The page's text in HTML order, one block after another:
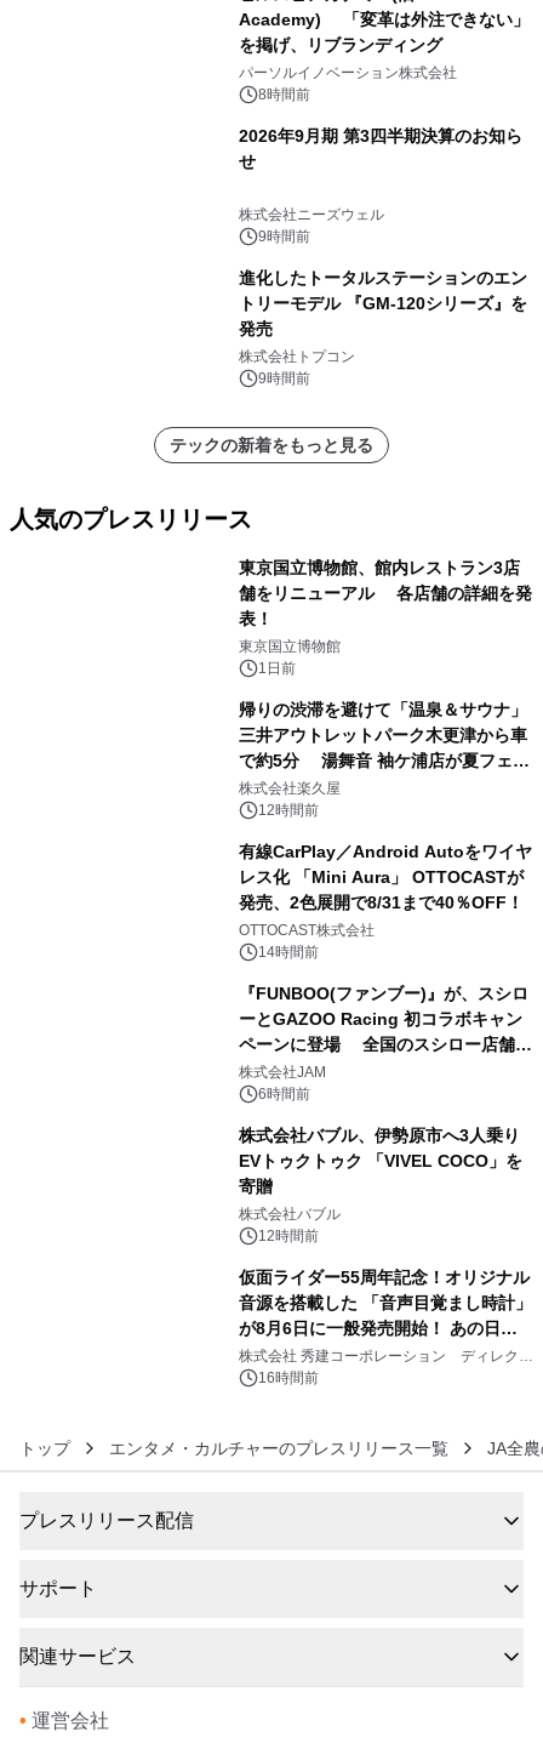
Academy) 「変革は外注できない」
を掲げ、リブランディング
パーソルイノベーション株式会社
8時間前
2026年9月期 第3四半期決算のお知ら
せ
株式会社ニーズウェル
9時間前
進化したトータルステーションのエン
トリーモデル 『GM-120シリーズ』を
発売
株式会社トプコン
9時間前
テックの新着をもっと見る
人気のプレスリリース
東京国立博物館、館内レストラン3店
舗をリニューアル 各店舗の詳細を発
表！
東京国立博物館
1日前
帰りの渋滞を避けて「温泉＆サウナ」
三井アウトレットパーク木更津から車
で約5分 湯舞音 袖ケ浦店が夏フェア
メニューを提供
株式会社楽久屋
12時間前
有線CarPlay／Android Autoをワイヤ
レス化 「Mini Aura」 OTTOCASTが
発売、2色展開で8/31まで40％OFF！
OTTOCAST株式会社
14時間前
『FUNBOO(ファンブー)』が、スシロ
ーとGAZOO Racing 初コラボキャン
ペーンに登場 全国のスシロー店舗で
GR 4車種の FUNBOO(ミニカー)付き
メニューが展開されます
株式会社JAM
6時間前
株式会社バブル、伊勢原市へ3人乗り
EVトゥクトゥク 「VIVEL COCO」を
寄贈
株式会社バブル
12時間前
仮面ライダー55周年記念！オリジナル
音源を搭載した 「音声目覚まし時計」
が8月6日に一般発売開始！ あの日の
大興奮が今甦る
株式会社 秀建コーポレーション ディレクト
アートギャラリー
16時間前
トップ エンタメ・カルチャーのプレスリリース一覧 JA全
プレスリリース配信
サポート
関連サービス
• 運営会社